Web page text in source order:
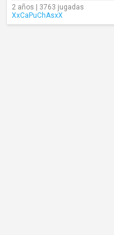
2 años | 3763 jugadas
XxCaPuChAsxX